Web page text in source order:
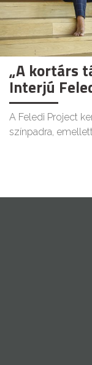
„A kortárs
Interjú
A Feledi Project
színpadra,